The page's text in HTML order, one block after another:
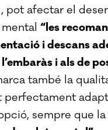
pot afectar el
“les
i descans
i als de
també la
sempre que